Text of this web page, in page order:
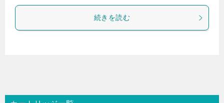
続きを読む